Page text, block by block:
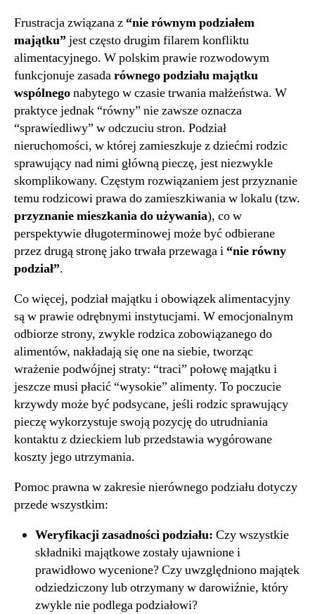
Frustracja związana z “nie równym podziałem
majątku”jest często drugim filarem konfliktu
alimentacyjnego. W polskim prawie rozwodowym
funkcjonuje zasadarównego podziału majątku
wspólnegonabytego w czasie trwania małżeństwa. W
praktyce jednak “równy” nie zawsze oznacza
“sprawiedliwy” w odczuciu stron. Podział
nieruchomości, w której zamieszkuje z dziećmi rodzic
sprawujący nad nimi główną pieczę, jest niezwykle
skomplikowany. Częstym rozwiązaniem jest przyznanie
temu rodzicowi prawa do zamieszkiwania w lokalu (tzw.
przyznanie mieszkania do używania), co w
perspektywie długoterminowej może być odbierane
przez drugą stronę jako trwała przewaga i “nie równy
podział”.
Co więcej, podział majątku i obowiązek alimentacyjny
są w prawie odrębnymi instytucjami. W emocjonalnym
odbiorze strony, zwykle rodzica zobowiązanego do
alimentów, nakładają się one na siebie, tworząc
wrażenie podwójnej straty: “traci” połowę majątku i
jeszcze musi płacić “wysokie” alimenty. To poczucie
krzywdy może być podsycane, jeśli rodzic sprawujący
pieczę wykorzystuje swoją pozycję do utrudniania
kontaktu z dzieckiem lub przedstawia wygórowane
koszty jego utrzymania.
Pomoc prawna w zakresie nierównego podziału dotyczy
przede wszystkim:
Weryfikacji zasadności podziału: Czy wszystkie
składniki majątkowe zostały ujawnione i
prawidłowo wycenione? Czy uwzględniono majątek
odziedziczony lub otrzymany w darowiźnie, który
zwykle nie podlega podziałowi?